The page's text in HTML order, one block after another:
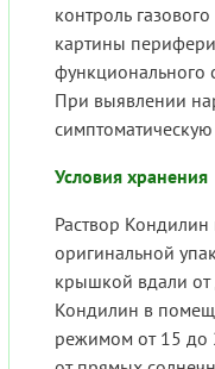
контроль
картины
функционального
При выявлении
Условия хранения
Раствор
оригинальной
крышкой вдали от
Кондилин в
режимом от 15 до